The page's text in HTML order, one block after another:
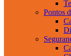
Pontos